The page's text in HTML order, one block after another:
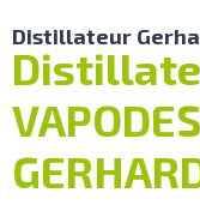
Distillateur